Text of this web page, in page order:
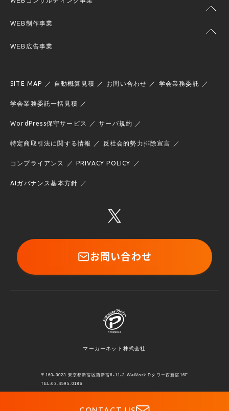
WEB制作事業
WEB広告事業
SITE MAP 自動概算見積 お問い合わせ 学会業務委託
学会業務委託一括見積
WordPress保守サービス サーバ規約
特定商取引法に関する情報 反社会的勢力排除宣言
コンプライアンス PRIVACY POLICY
AIガバナンス基本方針
お問い合わせ
マーカーネット株式会社
〒160-0023 東京都新宿区西新宿6-11-3 WeWork Dタワー西新宿16F
TEL:03-4595-0186